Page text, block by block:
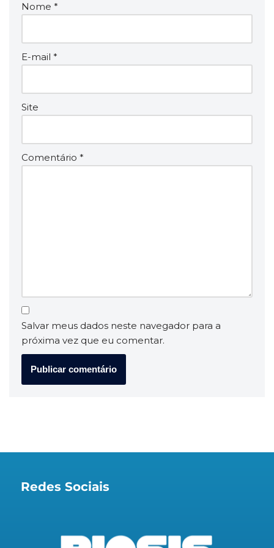
Nome *
E-mail *
Site
Comentário *
Salvar meus dados neste navegador para a
próxima vez que eu comentar.
Redes Sociais